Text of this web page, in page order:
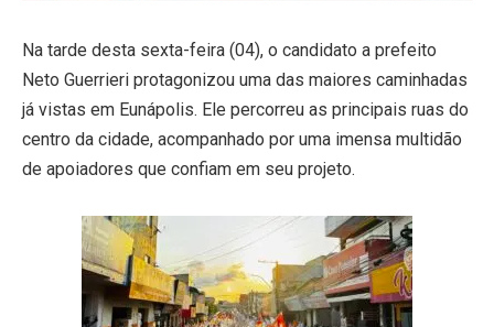
Na tarde desta sexta-feira (04), o candidato a prefeito
Neto Guerrieri protagonizou uma das maiores caminhadas
já vistas em Eunápolis. Ele percorreu as principais ruas do
centro da cidade, acompanhado por uma imensa multidão
de apoiadores que confiam em seu projeto.